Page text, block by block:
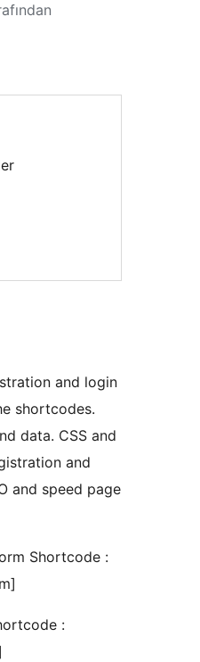
and login
shortcodes.
data. CSS and
and
and speed page
Shortcode :
: